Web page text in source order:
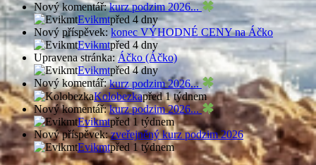
Nový komentář:kurz podzim 2026...
Evikmtpřed 4 dny
Nový příspěvek: konec VÝHODNÉ CENY na Áčko
Evikmtpřed 4 dny
Upravena stránka:Áčko (Áčko)
Evikmtpřed 4 dny
Nový komentář:kurz podzim 2026...
Kolobezkapřed 1 týdnem
Nový komentář:kurz podzim 2026...
Evikmtpřed 1 týdnem
Nový příspěvek:zveřejněný kurz podzim 2026
Evikmtpřed 1 týdnem